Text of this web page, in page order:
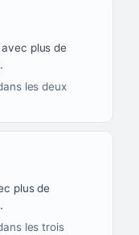
avec plus de
les deux
plus de
les trois